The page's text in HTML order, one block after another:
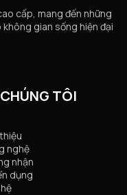
cấp, mang đến những
gian sống hiện đại
TÔI
nghệ
nhận
dụng